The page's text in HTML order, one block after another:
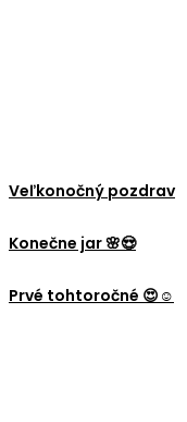
Veľkonočný pozdrav
Konečne jar 🌸😍
Prvé tohtoročné 😍☺️